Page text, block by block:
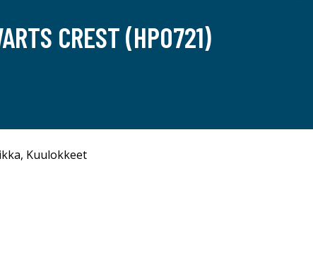
CREST (HP0721)
, Kuulokkeet